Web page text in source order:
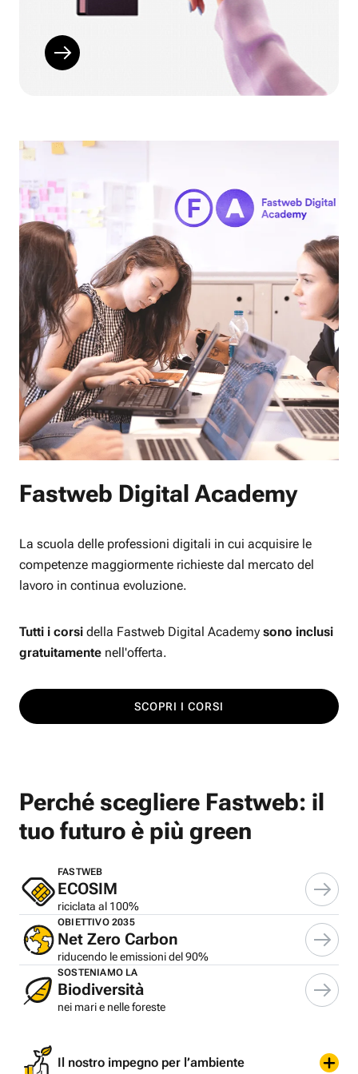
Fastweb Digital Academy
La scuola delle professioni digitali in cui acquisire le
competenze maggiormente richieste dal mercato del
lavoro in continua evoluzione.
Tutti i corsi della Fastweb Digital Academy sono inclusi
gratuitamente nell'offerta.
SCOPRI I CORSI
Perché scegliere Fastweb: il
tuo futuro è più green
FASTWEB
ECOSIM
riciclata al 100%
OBIETTIVO 2035
Net Zero Carbon
riducendo le emissioni del 90%
SOSTENIAMO LA
Biodiversità
nei mari e nelle foreste
Il nostro impegno per l’ambiente